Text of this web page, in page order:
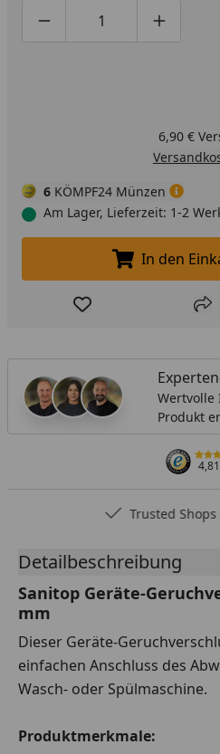
Produktmenge um eins
Produktmenge
6,90 €
6 KÖMPF24 Münzen
Am Lager, Lieferzeit: 1-2
In
In den
Produkt zur
Wertvolle
Produkt
Trusted
Detailbeschreibung
Sanitop Geräte-
mm
Dieser Geräte-
einfachen Anschluss des
Wasch- oder Spülmaschine.
Produktmerkmale: